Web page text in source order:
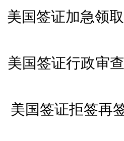
美国签证加急领
美国签证行政审
美国签证拒签再